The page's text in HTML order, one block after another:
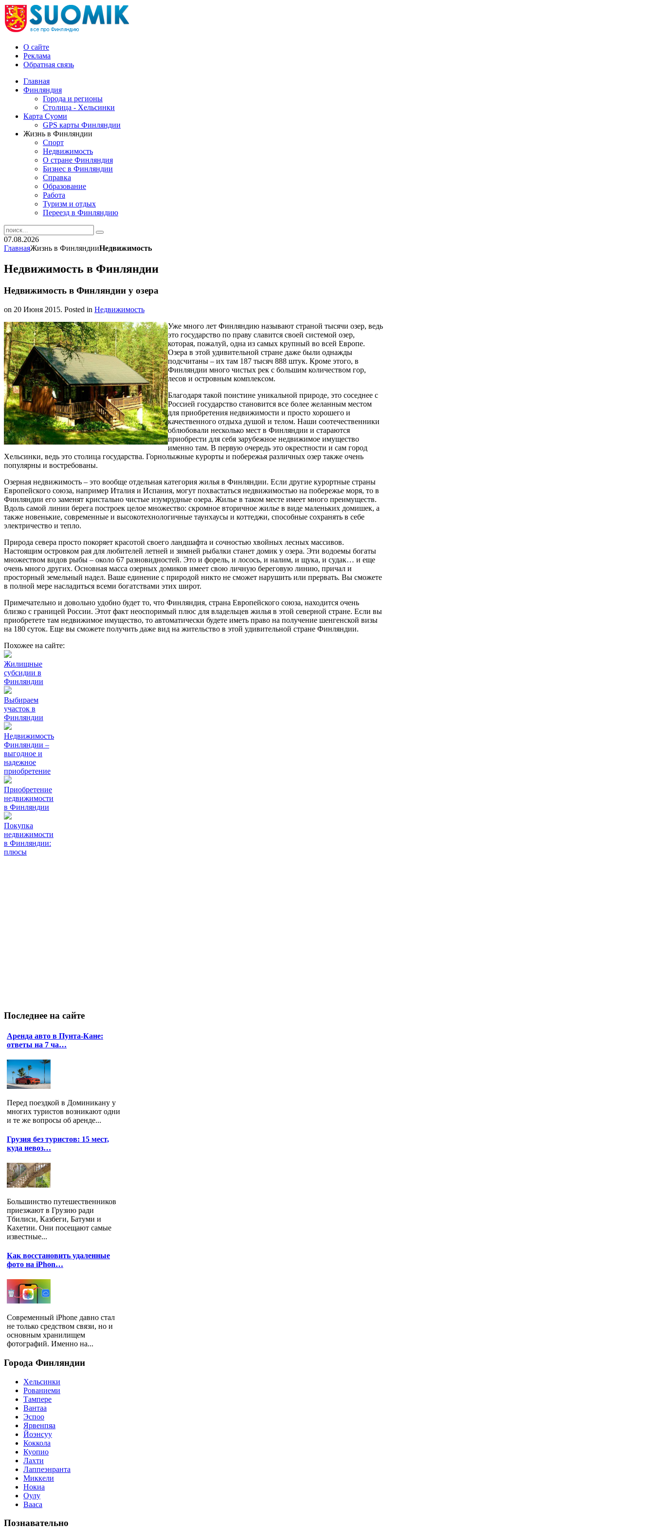
О сайте
Реклама
Обратная связь
Главная
Финляндия
Города и регионы
Столица - Хельсинки
Карта Суоми
GPS карты Финляндии
Жизнь в Финляндии
Спорт
Недвижимость
О стране Финляндия
Бизнес в Финляндии
Справка
Образование
Работа
Туризм и отдых
Переезд в Финляндию
07.08.2026
ГлавнаяЖизнь в ФинляндииНедвижимость
Недвижимость в Финляндии
Недвижимость в Финляндии у озера
on 20 Июня 2015. Posted in Недвижимость
Уже много лет Финляндию называют страной тысячи озер, ведь
это государство по праву славится своей системой озер,
которая, пожалуй, одна из самых крупный во всей Европе.
Озера в этой удивительной стране даже были однажды
подсчитаны – их там 187 тысяч 888 штук. Кроме этого, в
Финляндии много чистых рек с большим количеством гор,
лесов и островным комплексом.
Благодаря такой поистине уникальной природе, это соседнее с
Россией государство становится все более желанным местом
для приобретения недвижимости и просто хорошего и
качественного отдыха душой и телом. Наши соотечественники
облюбовали несколько мест в Финляндии и стараются
приобрести для себя зарубежное недвижимое имущество
именно там. В первую очередь это окрестности и сам город
Хельсинки, ведь это столица государства. Горнолыжные курорты и побережья различных озер также очень
популярны и востребованы.
Озерная недвижимость – это вообще отдельная категория жилья в Финляндии. Если другие курортные страны
Европейского союза, например Италия и Испания, могут похвастаться недвижимостью на побережье моря, то в
Финляндии его заменят кристально чистые изумрудные озера. Жилье в таком месте имеет много преимуществ.
Вдоль самой линии берега построек целое множество: скромное вторичное жилье в виде маленьких домишек, а
также новенькие, современные и высокотехнологичные таунхаусы и коттеджи, способные сохранять в себе
электричество и тепло.
Природа севера просто покоряет красотой своего ландшафта и сочностью хвойных лесных массивов.
Настоящим островком рая для любителей летней и зимней рыбалки станет домик у озера. Эти водоемы богаты
множеством видов рыбы – около 67 разновидностей. Это и форель, и лосось, и налим, и щука, и судак… и еще
очень много других. Основная масса озерных домиков имеет свою личную береговую линию, причал и
просторный земельный надел. Ваше единение с природой никто не сможет нарушить или прервать. Вы сможете
в полной мере насладиться всеми богатствами этих широт.
Примечательно и довольно удобно будет то, что Финляндия, страна Европейского союза, находится очень
близко с границей России. Этот факт неоспоримый плюс для владельцев жилья в этой северной стране. Если вы
приобретете там недвижимое имущество, то автоматически будете иметь право на получение шенгенской визы
на 180 суток. Еще вы сможете получить даже вид на жительство в этой удивительной стране Финляндии.
Похожее на сайте:
Жилищные
субсидии в
Финляндии
Выбираем
участок в
Финляндии
Недвижимость
Финляндии –
выгодное и
надежное
приобретение
Приобретение
недвижимости
в Финляндии
Покупка
недвижимости
в Финляндии:
плюсы
Последнее на сайте
Аренда авто в Пунта-Кане:
ответы на 7 ча…
Перед поездкой в Доминикану у
многих туристов возникают одни
и те же вопросы об аренде...
Грузия без туристов: 15 мест,
куда невоз…
Большинство путешественников
приезжают в Грузию ради
Тбилиси, Казбеги, Батуми и
Кахетии. Они посещают самые
известные...
Как восстановить удаленные
фото на iPhon…
Современный iPhone давно стал
не только средством связи, но и
основным хранилищем
фотографий. Именно на...
Города Финляндии
Хельсинки
Рованиеми
Тампере
Вантаа
Эспоо
Ярвенпяа
Йоэнсуу
Коккола
Куопио
Лахти
Лаппеэнранта
Миккели
Нокиа
Оулу
Вааса
Познавательно